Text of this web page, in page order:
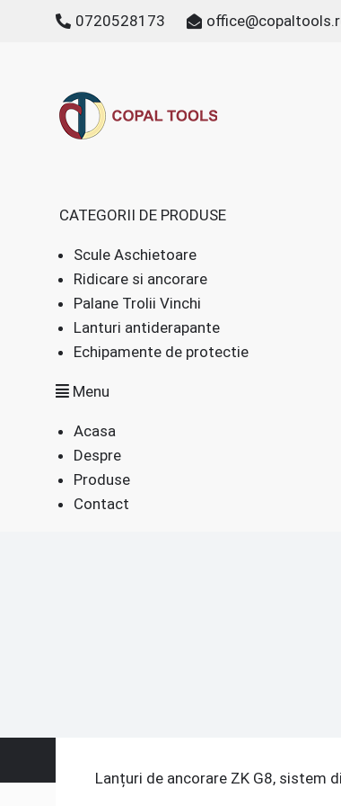
0720528173
CATEGORII DE PRODUSE
Scule Aschietoare
Ridicare si ancorare
Palane Trolii Vinchi
Lanturi antiderapante
Echipamente de protectie
Menu
Acasa
Despre
Produse
Contact
Lanțuri de ancorare ZK G8, sistem